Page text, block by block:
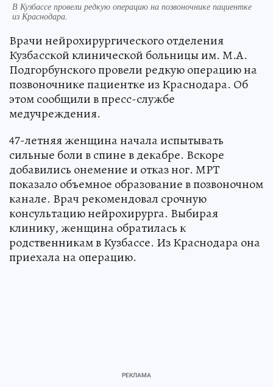
В Кузбассе провели редкую операцию на позвоночнике пациентке
из Краснодара.
Врачи нейрохирургического отделения
Кузбасской клинической больницы им. М.А.
Подгорбунского провели редкую операцию на
позвоночнике пациентке из Краснодара. Об
этом сообщили в пресс-службе
медучреждения.
47-летняя женщина начала испытывать
сильные боли в спине в декабре. Вскоре
добавились онемение и отказ ног. МРТ
показало объемное образование в позвоночном
канале. Врач рекомендовал срочную
консультацию нейрохирурга. Выбирая
клинику, женщина обратилась к
родственникам в Кузбассе. Из Краснодара она
приехала на операцию.